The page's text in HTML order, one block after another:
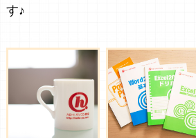
す♪